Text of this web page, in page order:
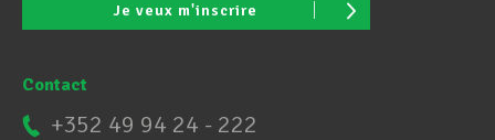
Je veux m'inscrire
Contact
+352 49 94 24 - 222